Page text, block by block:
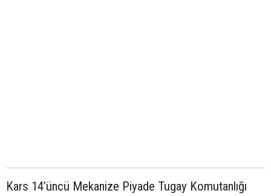
Kars 14’üncü Mekanize Piyade Tugay Komutanlığı